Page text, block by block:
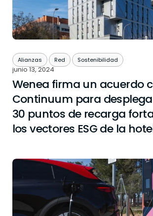
Alianzas Red Sostenibilidad
junio 13, 2024
Wenea firma un acuerdo
Continuum para
30 puntos de recarga
los vectores ESG de la